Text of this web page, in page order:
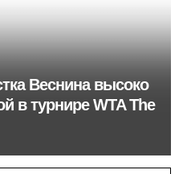
Веснина высоко
в турнире WTA The